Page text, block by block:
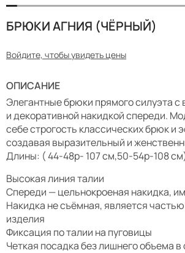
БРЮКИ АГНИЯ (ЧЁРНЫЙ)
Войдите, чтобы увидеть цены
ОПИСАНИЕ
Элегантные брюки прямого силуэта с
и декоративной накидкой спереди.
себе строгость классических брюк и
создавая выразительный и
Длины: ( 44-48р- 107 см,50-54р-108
Высокая линия талии
Спереди — цельнокроеная накидка,
Накидка не съёмная, является
изделия
Фиксация по талии на пуговицы
Четкая посадка без лишнего объема